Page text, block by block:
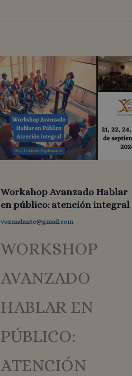
Workshop Avanzado Hablar
en público: atención integral
vozandante@gmail.com
WORKSHOP
AVANZADO
HABLAR EN
PÚBLICO:
ATENCIÓN